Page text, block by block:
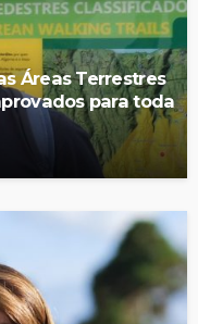
Áreas Terrestres
para toda